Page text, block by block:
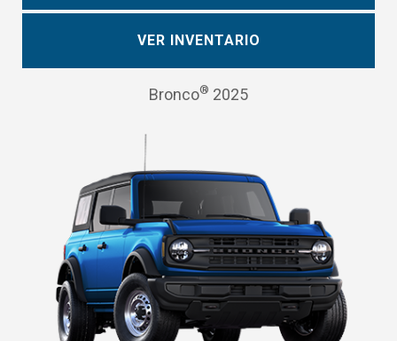
VER INVENTARIO
Bronco® 2025